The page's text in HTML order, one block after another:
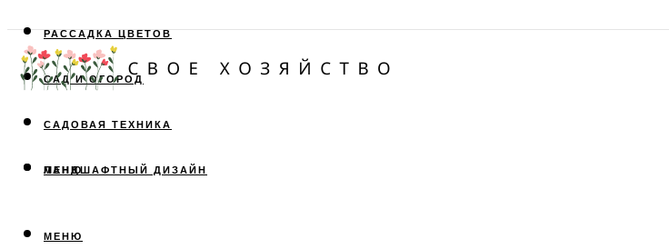
РАССАДКА ЦВЕТОВ
САД И ОГОРОД
САДОВАЯ ТЕХНИКА
ЛАНДШАФТНЫЙ ДИЗАЙН
МЕНЮ
МЕНЮ